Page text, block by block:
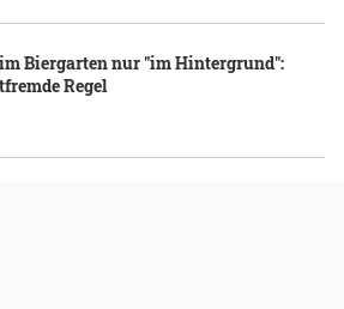
Biergarten nur "im Hintergrund":
Regel